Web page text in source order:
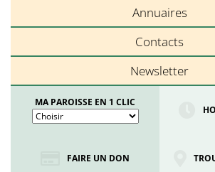
Annuaires
Contacts
Newsletter
MA PAROISSE EN 1 CLIC
FAIRE UN DON